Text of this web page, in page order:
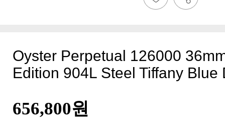
Edition 904L Steel Tiffany Blue
656,800원